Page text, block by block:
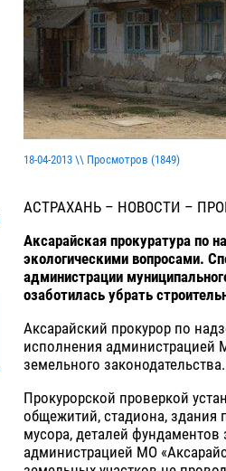
18-04-2013 \\ Просмотров (1849)
АСТРАХАНЬ – НОВОСТИ –
Аксарайская прокуратура по
экологическими вопросами.
администрации
озаботилась убрать
Аксарайский прокурор по
исполнения администрацией
земельного законодательства.
Прокурорской проверкой
общежитий, стадиона, здания
мусора, деталей
администрацией МО